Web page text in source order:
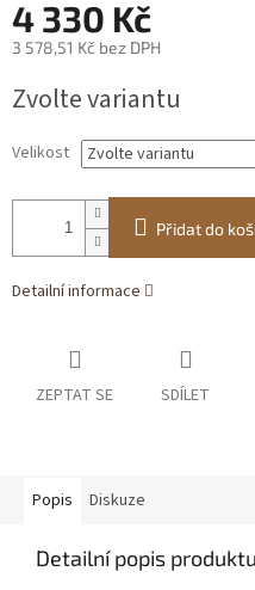
4 330 Kč
3 578,51 Kč bez DPH
cena:
Zvolte variantu
Velikost
Přidat do
Detailní informace
ZEPTAT SE SDÍLET
Popis Diskuze
Detailní popis produktu